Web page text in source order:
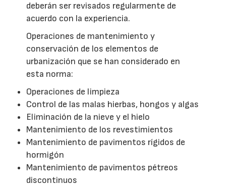
deberán ser revisados regularmente de
acuerdo con la experiencia.
Operaciones de mantenimiento y
conservación de los elementos de
urbanización que se han considerado en
esta norma:
Operaciones de limpieza
Control de las malas hierbas, hongos y algas
Eliminación de la nieve y el hielo
Mantenimiento de los revestimientos
Mantenimiento de pavimentos rígidos de
hormigón
Mantenimiento de pavimentos pétreos
discontinuos